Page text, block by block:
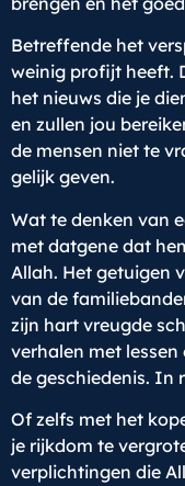
Betreffende het
weinig profijt heeft.
het nieuws die je
en zullen jou
de mensen niet te
gelijk geven.
Wat te denken van
met datgene dat
Allah. Het getuigen
van de
zijn hart vreugde
verhalen met
de geschiedenis. In
Of zelfs met het
je rijkdom te
verplichtingen die